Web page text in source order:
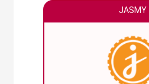
JASMY